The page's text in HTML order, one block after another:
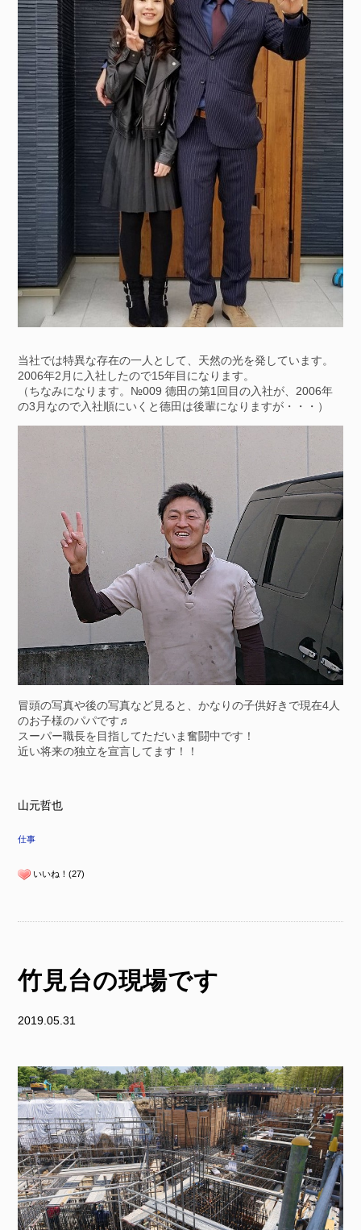
当社では特異な存在の一人として、天然の光を発しています。
2006年2月に入社したので15年目になります。
（ちなみになります。№009 德田の第1回目の入社が、2006年
の3月なので入社順にいくと德田は後輩になりますが・・・）
冒頭の写真や後の写真など見ると、かなりの子供好きで現在4人
のお子様のパパです♬
スーパー職長を目指してただいま奮闘中です！
近い将来の独立を宣言してます！！
山元哲也
仕事
いいね！(27)
竹見台の現場です
2019.05.31